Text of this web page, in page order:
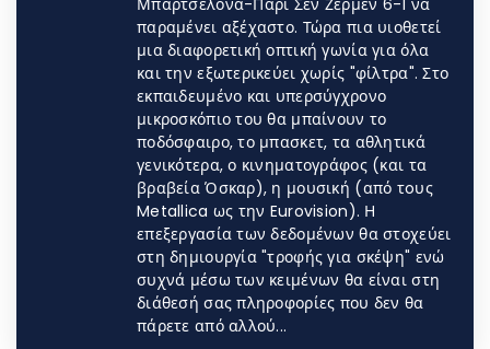
παραμένει αξέχαστο. Τώρα πια υιοθετεί
μια διαφορετική οπτική γωνία για όλα
και την εξωτερικεύει χωρίς "φίλτρα". Στο
εκπαιδευμένο και υπερσύγχρονο
μικροσκόπιο του θα μπαίνουν το
ποδόσφαιρο, το μπασκετ, τα αθλητικά
γενικότερα, ο κινηματογράφος (και τα
βραβεία Όσκαρ), η μουσική (από τoυς
Metallica ως την Eurovision). Η
επεξεργασία των δεδομένων θα στοχεύει
στη δημιουργία "τροφής για σκέψη" ενώ
συχνά μέσω των κειμένων θα είναι στη
διάθεσή σας πληροφορίες που δεν θα
πάρετε από αλλού...